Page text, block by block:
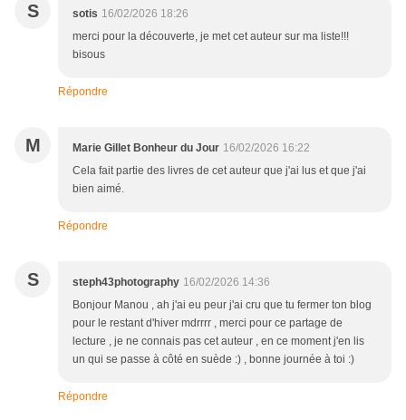
S sotis 16/02/2026 18:26
merci pour la découverte, je met cet auteur sur ma liste!!!
bisous
Répondre
M Marie Gillet Bonheur du Jour 16/02/2026 16:22
Cela fait partie des livres de cet auteur que j'ai lus et que j'ai
bien aimé.
Répondre
S steph43photography 16/02/2026 14:36
Bonjour Manou , ah j'ai eu peur j'ai cru que tu fermer ton blog
pour le restant d'hiver mdrrrr , merci pour ce partage de
lecture , je ne connais pas cet auteur , en ce moment j'en lis
un qui se passe à côté en suède :) , bonne journée à toi :)
Répondre